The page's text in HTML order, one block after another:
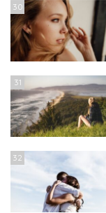
30
31
32